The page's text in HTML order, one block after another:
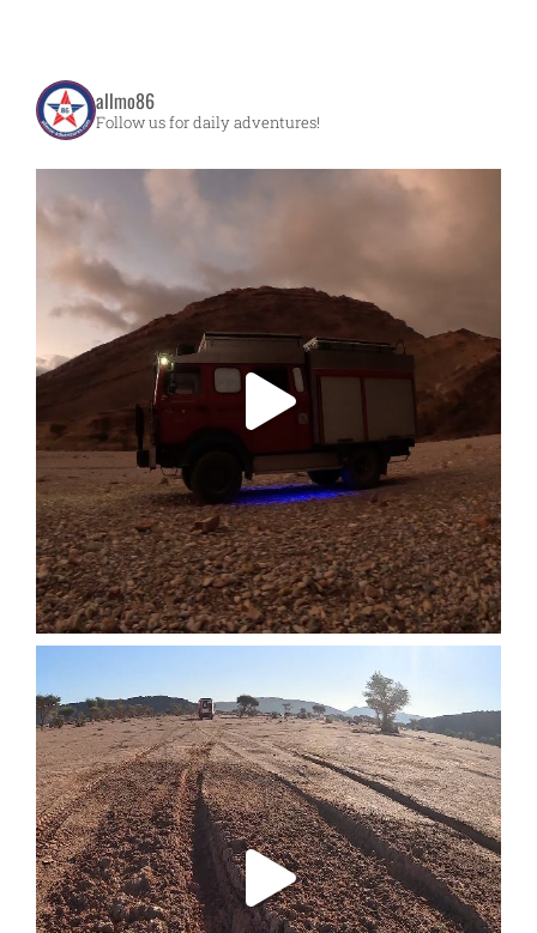
allmo86
Follow us for daily adventures!